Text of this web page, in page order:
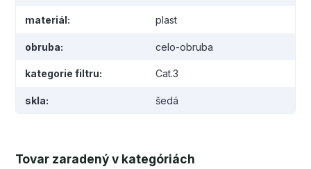
materiál plast
obruba celo-obruba
kategorie filtru Cat.3
skla šedá
Tovar zaradený v kategóriách